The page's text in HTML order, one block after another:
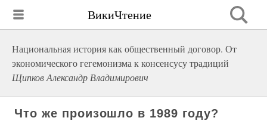
ВикиЧтение
Национальная история как общественный договор. От
экономического гегемонизма к консенсусу традиций
Щипков Александр Владимирович
Что же произошло в 1989 году?